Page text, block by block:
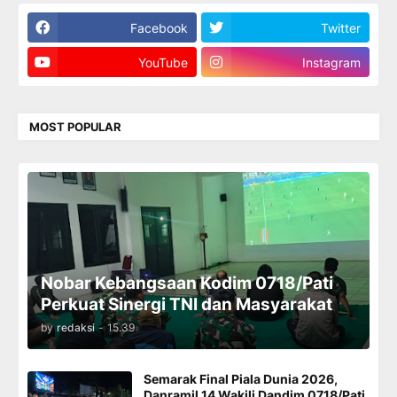
Facebook Twitter
YouTube Instagram
MOST POPULAR
Nobar Kebangsaan Kodim 0718/Pati
Perkuat Sinergi TNI dan Masyarakat
by redaksi - 15.39
Semarak Final Piala Dunia 2026,